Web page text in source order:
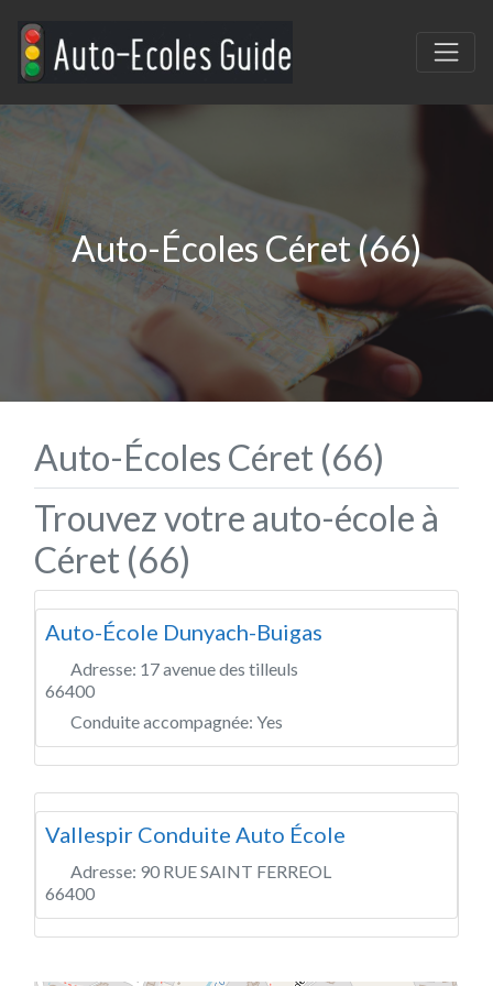
Auto-Écoles Céret (66)
Auto-Écoles Céret (66)
Trouvez votre auto-école à
Céret (66)
Auto-École Dunyach-Buigas
Adresse: 17 avenue des tilleuls
66400
Conduite accompagnée: Yes
Vallespir Conduite Auto École
Adresse: 90 RUE SAINT FERREOL
66400